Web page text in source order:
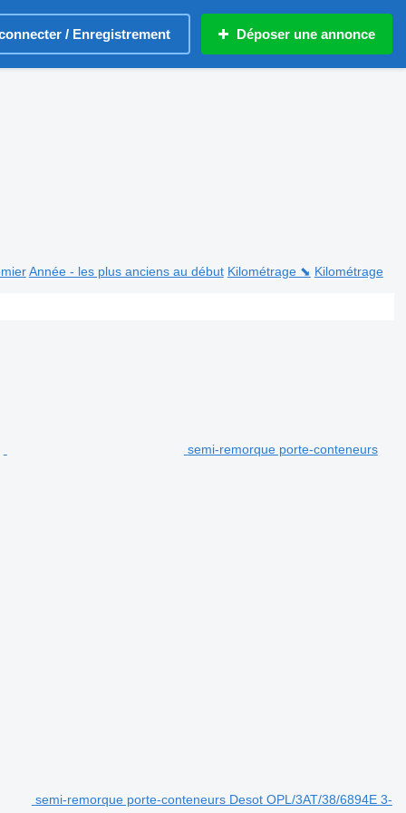
/ Enregistrement Déposer une annonce
Année - les plus anciens au début Kilométrage ⬊ Kilométrage
semi-remorque porte-conteneurs
semi-remorque porte-conteneurs Desot OPL/3AT/38/6894E 3-